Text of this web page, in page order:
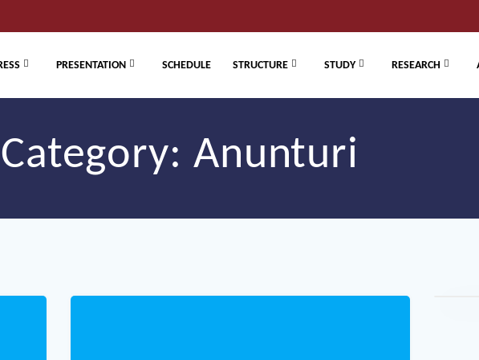
PRESENTATION SCHEDULE STRUCTURE STUDY RESEARCH
Category: Anunturi